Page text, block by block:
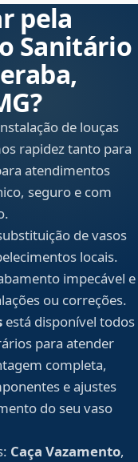
pela
Sanitário
de louças
rapidez tanto para
atendimentos
seguro e com
de vasos
locais.
impecável e
ou correções.
está disponível todos
para atender
completa,
e ajustes
do seu vaso
Caça Vazamento,